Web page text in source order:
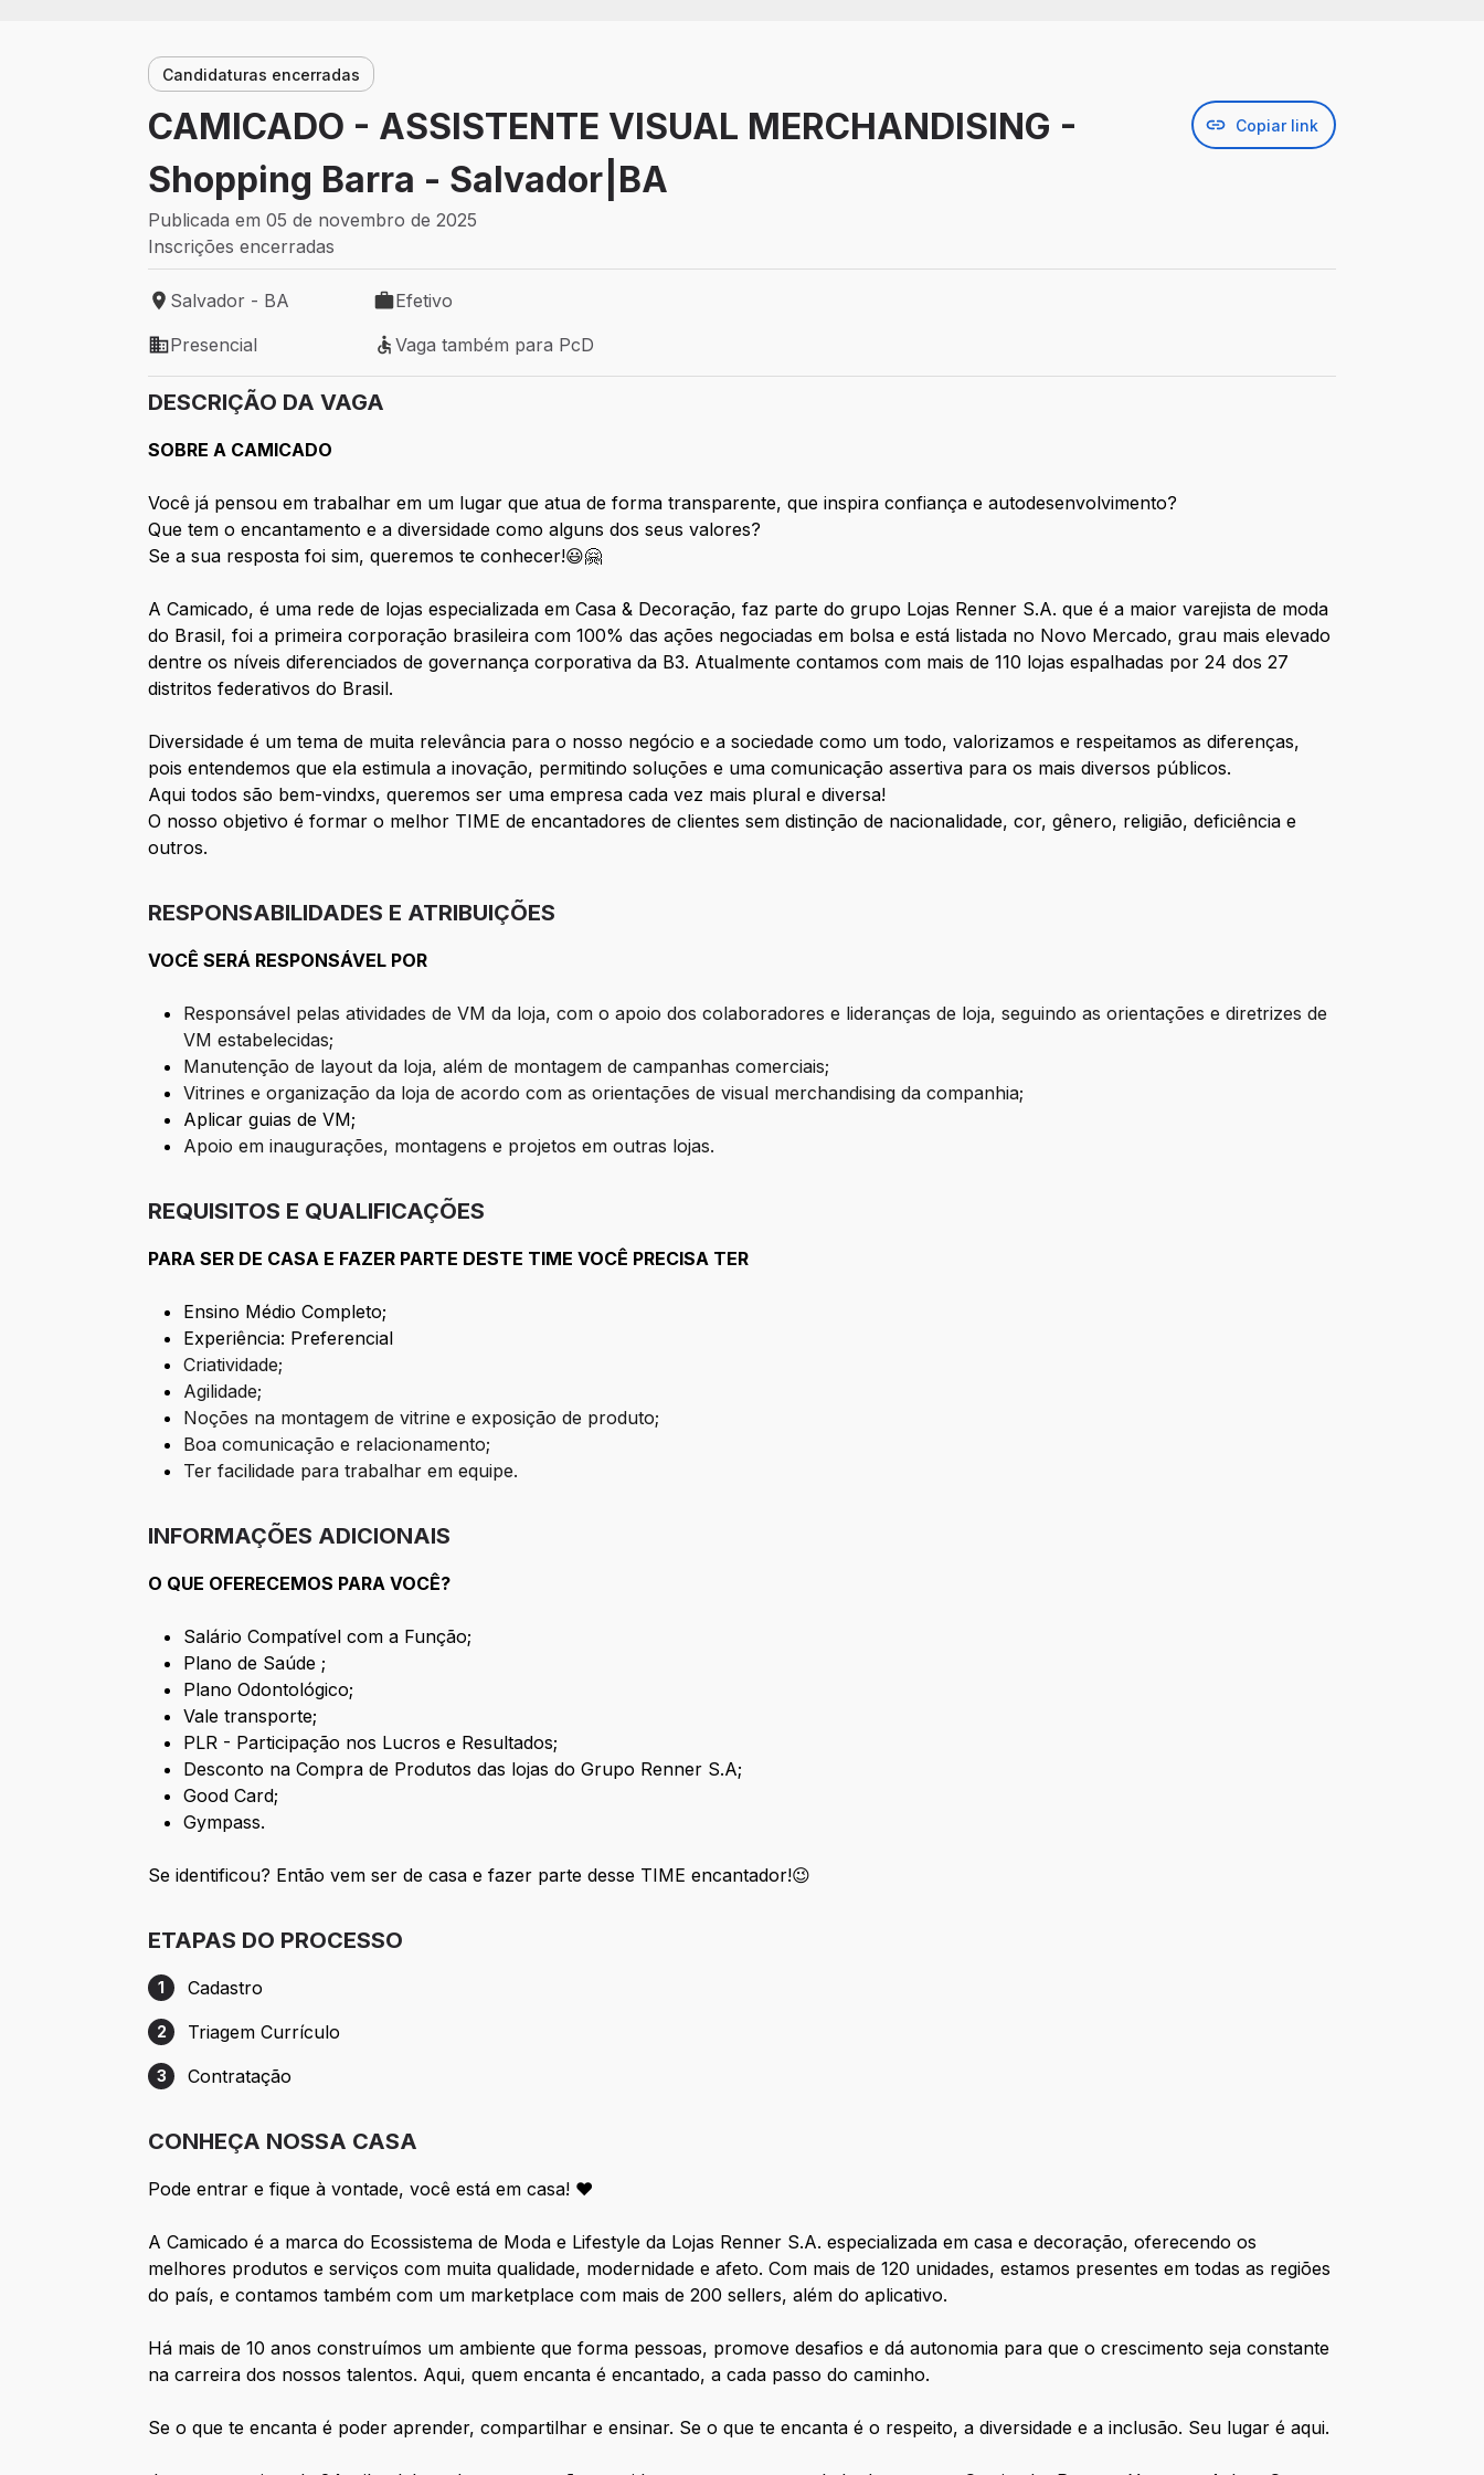
Candidaturas encerradas
CAMICADO - ASSISTENTE VISUAL MERCHANDISING -
Shopping Barra - Salvador|BA
Copiar link
Publicada em 05 de novembro de 2025
Inscrições encerradas
Local de trabalho: Salvador - BA
Salvador - BA
Tipo de vaga: Efetivo
Efetivo
Modelo de trabalho: Presencial
Presencial
Vaga também para PcD
Vaga também para PcD
DESCRIÇÃO DA VAGA
SOBRE A CAMICADO
Você já pensou em trabalhar em um lugar que atua de forma transparente, que inspira confiança e autodesenvolvimento?
Que tem o encantamento e a diversidade como alguns dos seus valores?
Se a sua resposta foi sim, queremos te conhecer!😃🤗
A Camicado, é uma rede de lojas especializada em Casa & Decoração, faz parte do grupo Lojas Renner S.A. que é a maior varejista de moda
do Brasil, foi a primeira corporação brasileira com 100% das ações negociadas em bolsa e está listada no Novo Mercado, grau mais elevado
dentre os níveis diferenciados de governança corporativa da B3. Atualmente contamos com mais de 110 lojas espalhadas por 24 dos 27
distritos federativos do Brasil.
Diversidade é um tema de muita relevância para o nosso negócio e a sociedade como um todo, valorizamos e respeitamos as diferenças,
pois entendemos que ela estimula a inovação, permitindo soluções e uma comunicação assertiva para os mais diversos públicos.
Aqui todos são bem-vindxs, queremos ser uma empresa cada vez mais plural e diversa!
O nosso objetivo é formar o melhor TIME de encantadores de clientes sem distinção de nacionalidade, cor, gênero, religião, deficiência e
outros.
RESPONSABILIDADES E ATRIBUIÇÕES
VOCÊ SERÁ RESPONSÁVEL POR
Responsável pelas atividades de VM da loja, com o apoio dos colaboradores e lideranças de loja, seguindo as orientações e diretrizes de
VM estabelecidas;
Manutenção de layout da loja, além de montagem de campanhas comerciais;
Vitrines e organização da loja de acordo com as orientações de visual merchandising da companhia;
Aplicar guias de VM;
Apoio em inaugurações, montagens e projetos em outras lojas.
REQUISITOS E QUALIFICAÇÕES
PARA SER DE CASA E FAZER PARTE DESTE TIME VOCÊ PRECISA TER
Ensino Médio Completo;
Experiência: Preferencial
Criatividade;
Agilidade;
Noções na montagem de vitrine e exposição de produto;
Boa comunicação e relacionamento;
Ter facilidade para trabalhar em equipe.
INFORMAÇÕES ADICIONAIS
O QUE OFERECEMOS PARA VOCÊ?
Salário Compatível com a Função;
Plano de Saúde ;
Plano Odontológico;
Vale transporte;
PLR - Participação nos Lucros e Resultados;
Desconto na Compra de Produtos das lojas do Grupo Renner S.A;
Good Card;
Gympass.
Se identificou? Então vem ser de casa e fazer parte desse TIME encantador!😉
ETAPAS DO PROCESSO
Etapa 1: Cadastro
1 Cadastro
Etapa 2: Triagem Currículo
2 Triagem Currículo
Etapa 3: Contratação
3 Contratação
CONHEÇA NOSSA CASA
Pode entrar e fique à vontade, você está em casa! ❤️
A Camicado é a marca do Ecossistema de Moda e Lifestyle da Lojas Renner S.A. especializada em casa e decoração, oferecendo os
melhores produtos e serviços com muita qualidade, modernidade e afeto. Com mais de 120 unidades, estamos presentes em todas as regiões
do país, e contamos também com um marketplace com mais de 200 sellers, além do aplicativo.
Há mais de 10 anos construímos um ambiente que forma pessoas, promove desafios e dá autonomia para que o crescimento seja constante
na carreira dos nossos talentos. Aqui, quem encanta é encantado, a cada passo do caminho.
Se o que te encanta é poder aprender, compartilhar e ensinar. Se o que te encanta é o respeito, a diversidade e a inclusão. Seu lugar é aqui.